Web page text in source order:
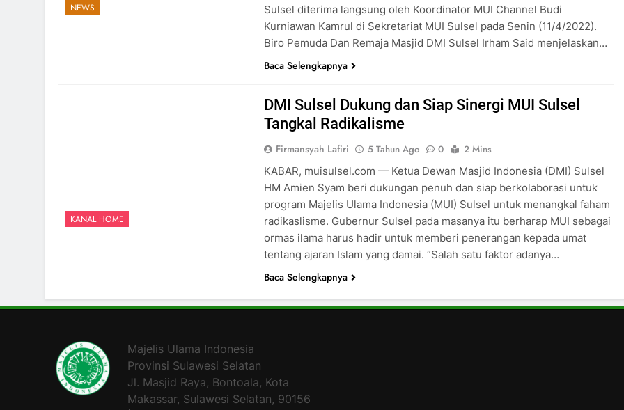
NEWS
Sulsel diterima langsung oleh Koordinator MUI Channel Budi
Kurniawan Kamrul di Sekretariat MUI Sulsel pada Senin (11/4/2022).
Biro Pemuda Dan Remaja Masjid DMI Sulsel Irham Said menjelaskan…
Baca Selengkapnya
KANAL HOME
DMI Sulsel Dukung dan Siap Sinergi MUI Sulsel
Tangkal Radikalisme
Firmansyah Lafiri 5 Tahun Ago 0
2 Mins
KABAR, muisulsel.com — Ketua Dewan Masjid Indonesia (DMI) Sulsel
HM Amien Syam beri dukungan penuh dan siap berkolaborasi untuk
program Majelis Ulama Indonesia (MUI) Sulsel untuk menangkal faham
radikaslisme. Gubernur Sulsel pada masanya itu berharap MUI sebagai
ormas ilama harus hadir untuk memberi penerangan kepada umat
tentang ajaran Islam yang damai. “Salah satu faktor adanya…
Baca Selengkapnya
Majelis Ulama Indonesia
Provinsi Sulawesi Selatan
Jl. Masjid Raya, Bontoala, Kota
Makassar, Sulawesi Selatan, 90156